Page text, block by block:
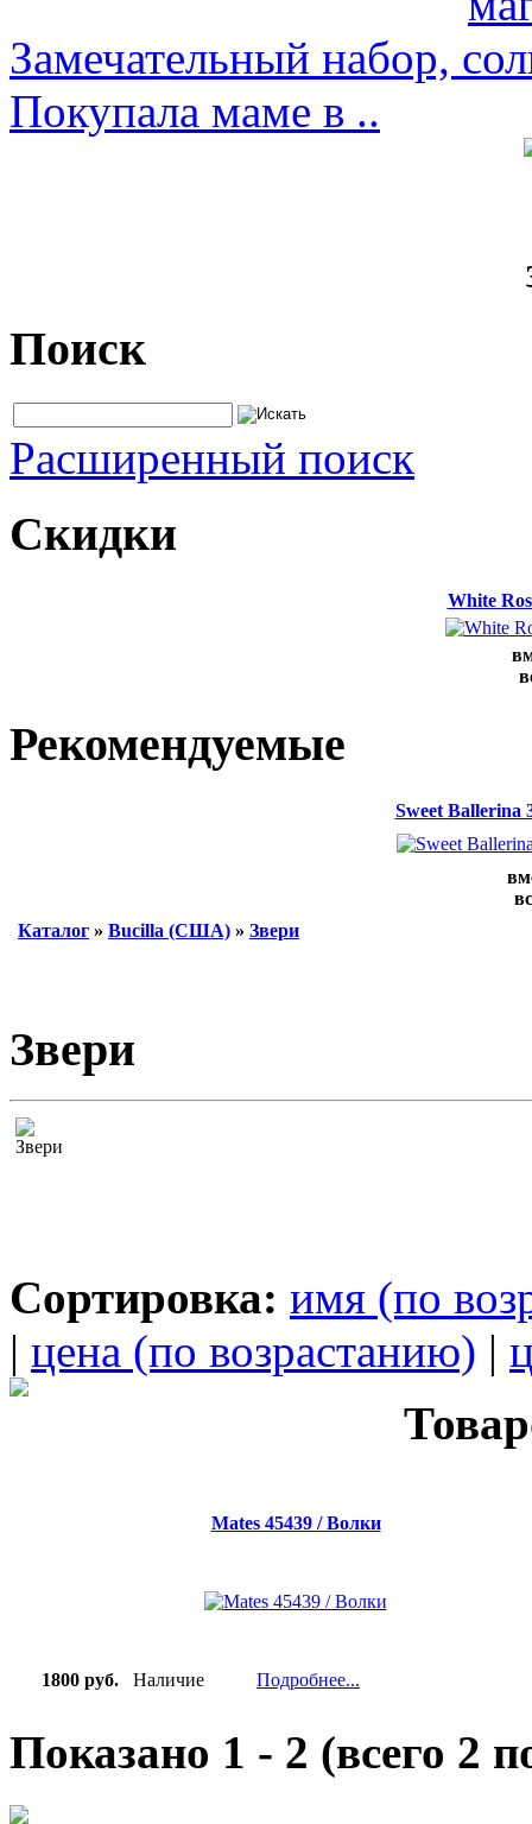
Замечательный набор,
Покупала маме в ..
Поиск
Расширенный поиск
Скидки
White
Рекомендуемые
Sweet Ballerina
Каталог » Bucilla (США) » Звери
Звери
Сортировка: имя (по
| цена (по возрастанию) |
Mates 45439 / Волки
1800 руб. Наличие Подробнее...
Показано 1 - 2 (всего 2